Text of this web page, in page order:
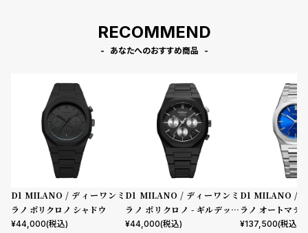
RECOMMEND
あなたへのおすすめ商品
D1 MILANO / ディーワンミ
ラノ ポリクロノ シャドウ
¥44,000(税込)
D1 MILANO / ディーワンミ
ラノ ポリクロノ - ギルデッド
ルナ
¥44,000(税込)
D1 MILANO /
ラノ オートマテ
コード
¥137,500(税込)